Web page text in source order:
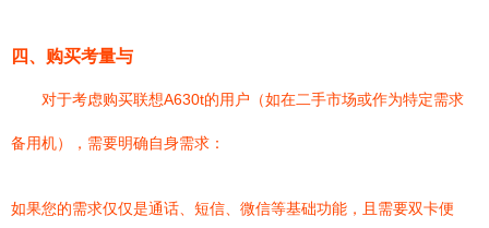
四、购买考量与
对于考虑购买联想A630t的用户（如在二手市场或作为特定需求
备用机），需要明确自身需求：
如果您的需求仅仅是通话、短信、微信等基础功能，且需要双卡便